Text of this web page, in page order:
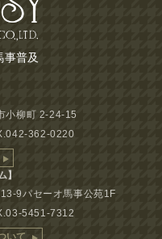
事普及
小柳町 2-24-15
362-0220
】
9パセーオ馬事公苑1F
5451-7312
いて